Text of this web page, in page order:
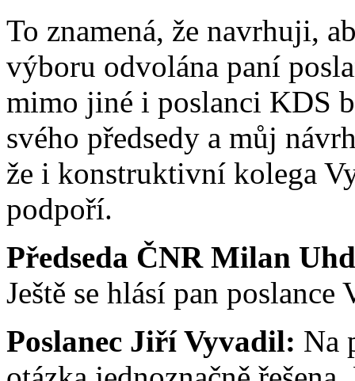
To znamená, že navrhuji,
výboru odvolána paní
mimo jiné i poslanci KDS
svého předsedy a můj
že i konstruktivní kolega
podpoří.
Předseda ČNR Milan
Ještě se hlásí pan poslance
Poslanec Jiří Vyvadil: Na